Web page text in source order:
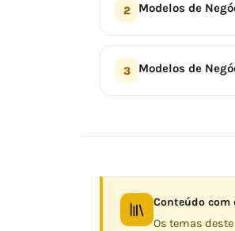
2 Modelos de
3 Modelos de
Conteúdo
Os temas